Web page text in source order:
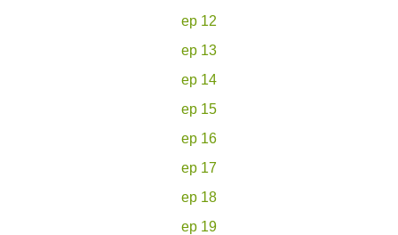
ep 12
ep 13
ep 14
ep 15
ep 16
ep 17
ep 18
ep 19